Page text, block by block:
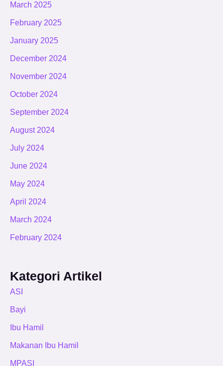
March 2025
February 2025
January 2025
December 2024
November 2024
October 2024
September 2024
August 2024
July 2024
June 2024
May 2024
April 2024
March 2024
February 2024
Kategori Artikel
ASI
Bayi
Ibu Hamil
Makanan Ibu Hamil
MPASI